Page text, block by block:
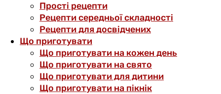
Прості рецепти
Рецепти середньої складності
Рецепти для досвідчених
Що приготувати
Що приготувати на кожен день
Що приготувати на свято
Що приготувати для дитини
Що приготувати на пікнік